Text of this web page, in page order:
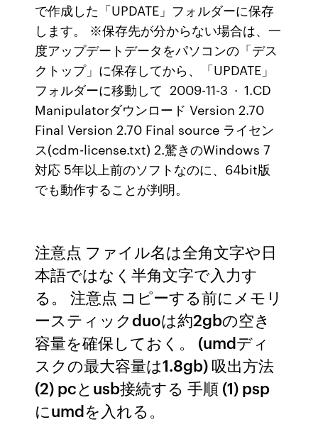
で作成した「UPDATE」フォルダーに保存
します。 ※保存先が分からない場合は、一
度アップデートデータをパソコンの「デス
クトップ」に保存してから、「UPDATE」
フォルダーに移動して 2009-11-3 · 1.CD
Manipulatorダウンロード Version 2.70
Final Version 2.70 Final source ライセン
ス(cdm-license.txt) 2.驚きのWindows 7
対応 5年以上前のソフトなのに、64bit版
でも動作することが判明。
注意点 ファイル名は全角文字や日
本語ではなく半角文字で入力す
る。 注意点 コピーする前にメモリ
ースティックduoは約2gbの空き
容量を確保しておく。 (umdディ
スクの最大容量は1.8gb) 吸出方法
(2) pcとusb接続する 手順 (1) psp
にumdを入れる。